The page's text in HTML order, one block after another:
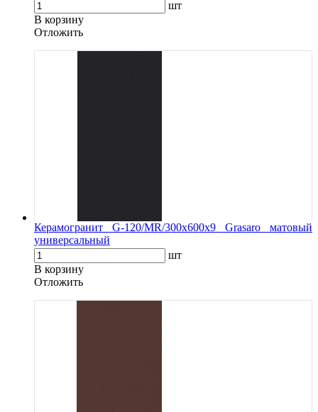
шт
В корзину
Oтложить
Керамогранит G-120/MR/300x600x9 Grasaro матовый
универсальный
шт
В корзину
Oтложить